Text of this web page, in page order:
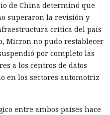
de China determinó que
superaron la revisión y
crítica del país
Micron no pudo restablecer
por completo las
a los centros de datos
en los sectores automotriz
entre ambos países hace